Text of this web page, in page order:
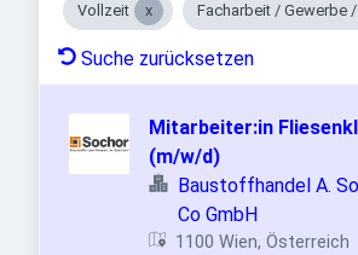
Vollzeit Facharbeit / Gewerbe
Suche zurücksetzen
Mitarbeiter:in
(m/w/d)
Baustoffhandel A.
Co GmbH
1100 Wien, Österreich